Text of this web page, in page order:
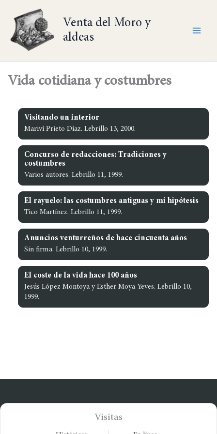
contenido
Venta del Moro y
aldeas
Vida cotidiana y costumbres
Visitando un interior
Mariví Prieto Díaz. Lebrillo 13, 2000.
Concurso de redacciones: Tradiciones y
costumbres
Varios autores. Lebrillo 11, 1999.
El rayuelo: las costumbres antiguas y mi hipótesis
Tico Martínez. Lebrillo 11, 1999.
Anuncios venturreños de hace cincuenta años
Sin firma. Lebrillo 10, 1999.
El coste de la vida hace 100 años
Jesús López Montoya y Esther Moya Yeves. Lebrillo 10,
1999.
Visitas